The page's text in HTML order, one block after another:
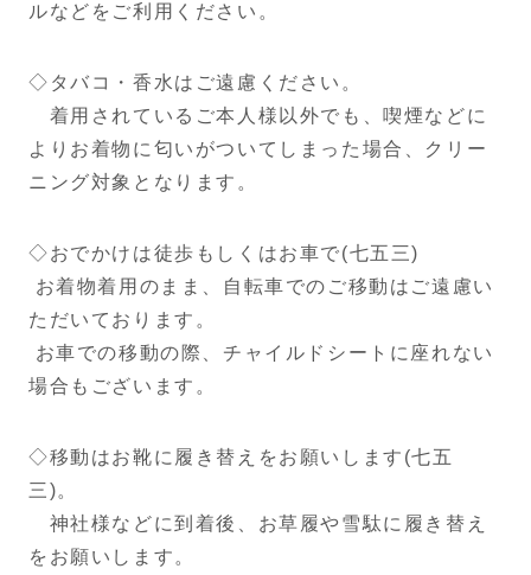
ルなどをご利用ください。
◇タバコ・香水はご遠慮ください。
着用されているご本人様以外でも、喫煙などに
よりお着物に匂いがついてしまった場合、クリー
ニング対象となります。
◇おでかけは徒歩もしくはお車で(七五三)
お着物着用のまま、自転車でのご移動はご遠慮い
ただいております。
お車での移動の際、チャイルドシートに座れない
場合もございます。
◇移動はお靴に履き替えをお願いします(七五
三)。
神社様などに到着後、お草履や雪駄に履き替え
をお願いします。